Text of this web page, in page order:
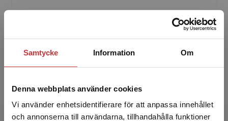
Samtycke Information Om
Denna webbplats använder cookies
Vi använder enhetsidentifierare för att anpassa innehållet
och annonserna till användarna, tillhandahålla funktioner
utbildningssociologi vid Uppsala universitet.
Forsberg disputerade 2015 på en avhandling
om gymnasiemarknadens ...